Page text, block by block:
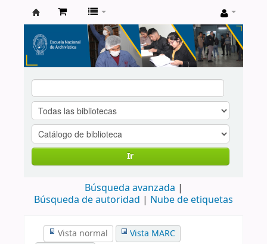
Catálogo
de
Biblioteca
ENA
Ir
Búsqueda avanzada
Búsqueda de autoridad
Nube de etiquetas
Vista normal
Vista MARC